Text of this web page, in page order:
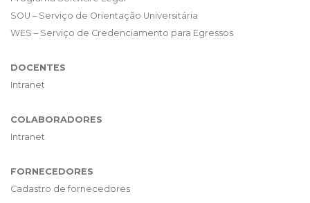
SOU – Serviço de Orientação Universitária
WES – Serviço de Credenciamento para Egressos
DOCENTES
Intranet
COLABORADORES
Intranet
FORNECEDORES
Cadastro de fornecedores